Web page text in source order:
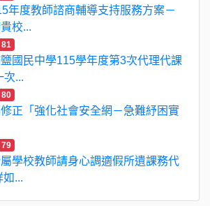
年度教師諮商輔導支持服務方案－
校...
81
國民中學115學年度第3次代理代課
次...
80
正「強化社會安全網－急難紓困實
79
學校教師請身心調適假所遺課務代
如...